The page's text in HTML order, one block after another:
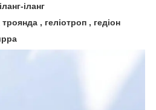
іланг
, геліотроп , гедіон